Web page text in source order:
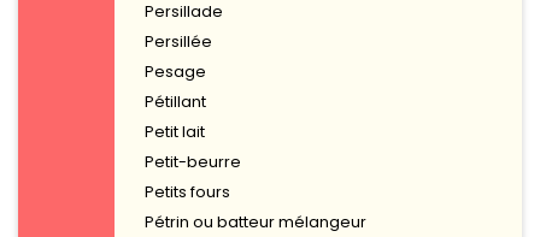
Persillade
Persillée
Pesage
Pétillant
Petit lait
Petit-beurre
Petits fours
Pétrin ou batteur mélangeur